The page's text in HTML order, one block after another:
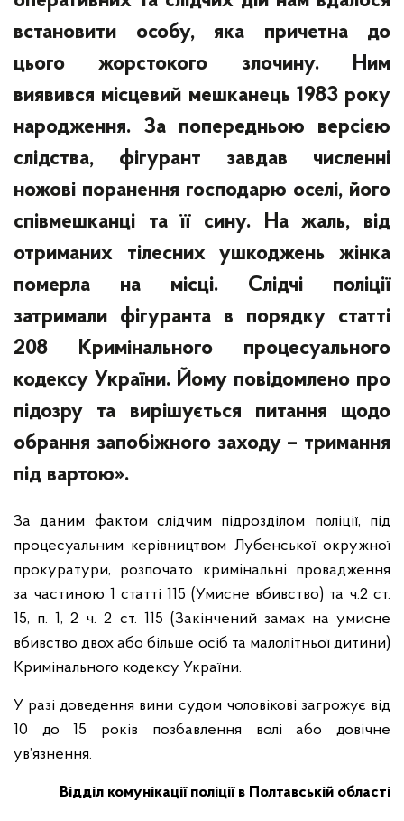
встановити особу, яка причетна до
цього жорстокого злочину. Ним
виявився місцевий мешканець 1983 року
народження. За попередньою версією
слідства, фігурант завдав численні
ножові поранення господарю оселі, його
співмешканці та її сину. На жаль, від
отриманих тілесних ушкоджень жінка
померла на місці. Слідчі поліції
затримали фігуранта в порядку статті
208 Кримінального процесуального
кодексу України. Йому повідомлено про
підозру та вирішується питання щодо
обрання запобіжного заходу – тримання
під вартою».
За даним фактом слідчим підрозділом поліції, під
процесуальним керівництвом Лубенської окружної
прокуратури, розпочато кримінальні провадження
за частиною 1 статті 115 (Умисне вбивство) та ч.2 ст.
15, п. 1, 2 ч. 2 ст. 115 (Закінчений замах на умисне
вбивство двох або більше осіб та малолітньої дитини)
Кримінального кодексу України.
У разі доведення вини судом чоловікові загрожує від
10 до 15 років позбавлення волі або довічне
ув’язнення.
Відділ комунікації поліції в Полтавській області